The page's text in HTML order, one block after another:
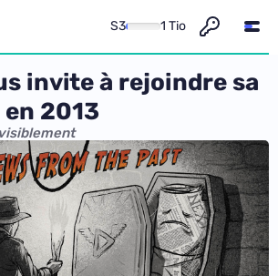
S3 1 Tio
invite à rejoindre sa
2013